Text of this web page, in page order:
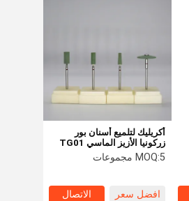
أكريليك لتلميع أسنان بور
زركونيا الأزيز الماسي TG01
TG02 TG03 TG08
MOQ:5 مجموعات
افضل سعر الاتصال